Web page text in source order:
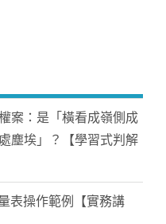
案：是「橫看成嶺側成
塵埃」？【學習式判解
表操作範例【實務講